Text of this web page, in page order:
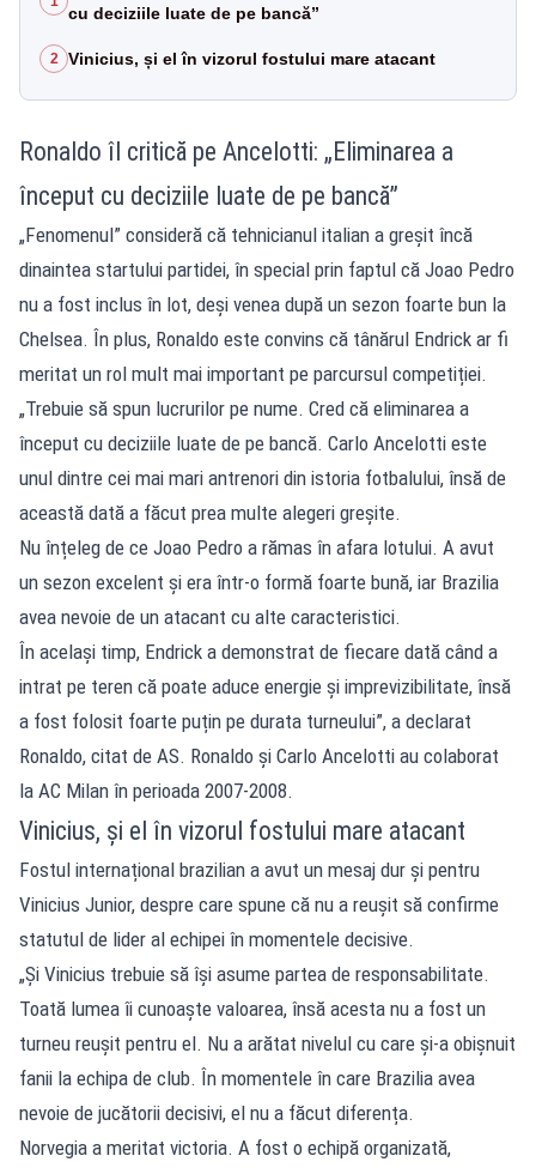
cu deciziile luate de pe bancă”
2 Vinicius, și el în vizorul fostului mare atacant
Ronaldo îl critică pe Ancelotti: „Eliminarea a
început cu deciziile luate de pe bancă”
„Fenomenul” consideră că tehnicianul italian a greșit încă
dinaintea startului partidei, în special prin faptul că Joao Pedro
nu a fost inclus în lot, deși venea după un sezon foarte bun la
Chelsea. În plus, Ronaldo este convins că tânărul Endrick ar fi
meritat un rol mult mai important pe parcursul competiției.
„Trebuie să spun lucrurilor pe nume. Cred că eliminarea a
început cu deciziile luate de pe bancă. Carlo Ancelotti este
unul dintre cei mai mari antrenori din istoria fotbalului, însă de
această dată a făcut prea multe alegeri greșite.
Nu înțeleg de ce Joao Pedro a rămas în afara lotului. A avut
un sezon excelent și era într-o formă foarte bună, iar Brazilia
avea nevoie de un atacant cu alte caracteristici.
În același timp, Endrick a demonstrat de fiecare dată când a
intrat pe teren că poate aduce energie și imprevizibilitate, însă
a fost folosit foarte puțin pe durata turneului”, a declarat
Ronaldo, citat de AS. Ronaldo și Carlo Ancelotti au colaborat
la AC Milan în perioada 2007-2008.
Vinicius, și el în vizorul fostului mare atacant
Fostul internațional brazilian a avut un mesaj dur și pentru
Vinicius Junior, despre care spune că nu a reușit să confirme
statutul de lider al echipei în momentele decisive.
„Și Vinicius trebuie să își asume partea de responsabilitate.
Toată lumea îi cunoaște valoarea, însă acesta nu a fost un
turneu reușit pentru el. Nu a arătat nivelul cu care și-a obișnuit
fanii la echipa de club. În momentele în care Brazilia avea
nevoie de jucătorii decisivi, el nu a făcut diferența.
Norvegia a meritat victoria. A fost o echipă organizată,